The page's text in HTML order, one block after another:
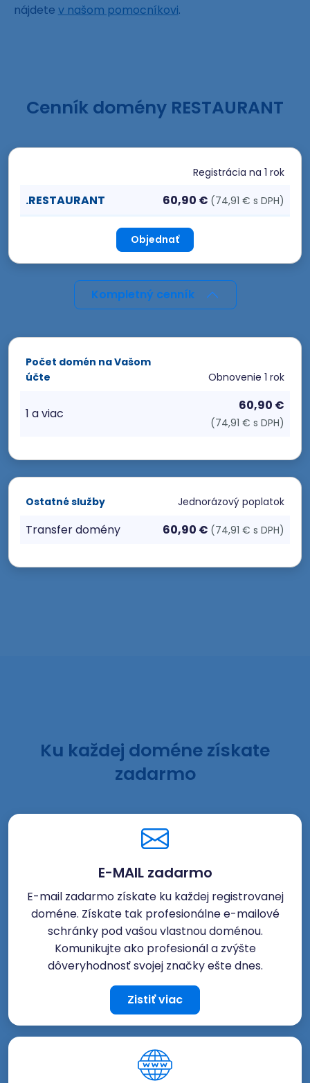
nájdete v našom pomocníkovi.
Cenník domény RESTAURANT
Registrácia na 1 rok
.RESTAURANT 60,90 € (74,91 € s DPH)
Objednať
Kompletný cenník
Počet domén na Vašom
účte
Obnovenie 1 rok
1 a viac
60,90 €
(74,91 € s DPH)
Ostatné služby Jednorázový poplatok
Transfer domény 60,90 € (74,91 € s DPH)
Ku každej doméne získate
zadarmo
E-MAIL zadarmo
E-mail zadarmo získate ku každej registrovanej
doméne. Získate tak profesionálne e-mailové
schránky pod vašou vlastnou doménou.
Komunikujte ako profesionál a zvýšte
dôveryhodnosť svojej značky ešte dnes.
Zistiť viac